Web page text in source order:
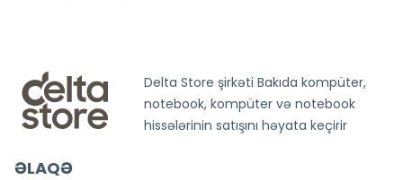
Delta Store şirkəti Bakıda kompüter,
notebook, kompüter və notebook
hissələrinin satışını həyata keçirir
ƏLAQƏ